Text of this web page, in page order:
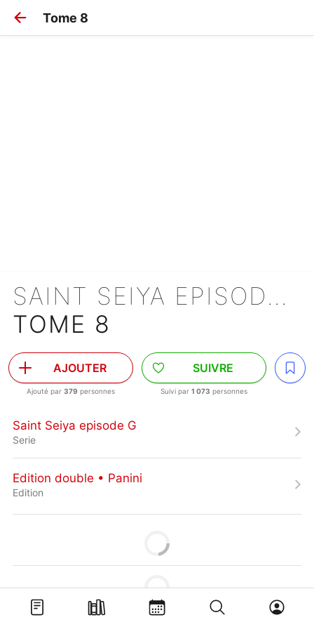
Tome 8
SAINT SEIYA EPISODE G
TOME 8
AJOUTER
Ajouté par 379 personnes
SUIVRE
Suivi par 1 073 personnes
Saint Seiya episode G
Serie
Edition double • Panini
Edition